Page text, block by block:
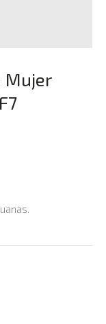
Mujer